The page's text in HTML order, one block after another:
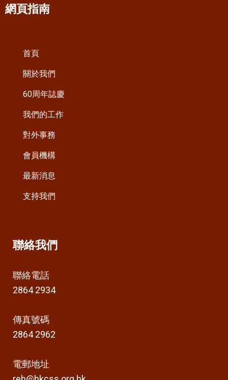
網頁指南
首頁
關於我們
60周年誌慶
我們的工作
對外事務
會員機構
最新消息
支持我們
聯絡我們
聯絡電話
2864 2934
傳真號碼
2864 2962
電郵地址